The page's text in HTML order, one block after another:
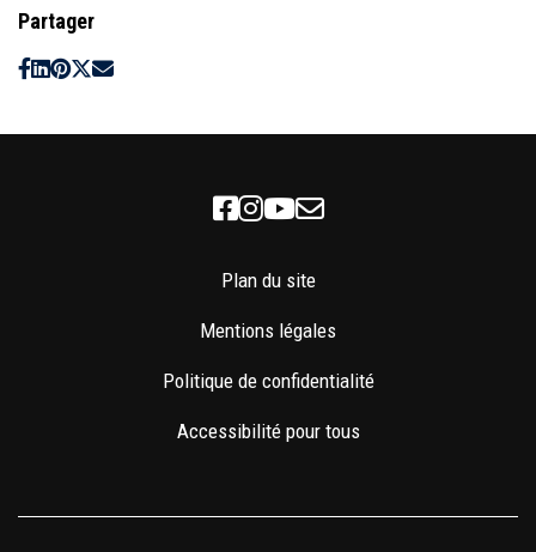
Partager
Facebook
Instagram
Youtube
Newsletter
Plan du site
Mentions légales
Politique de confidentialité
Accessibilité pour tous